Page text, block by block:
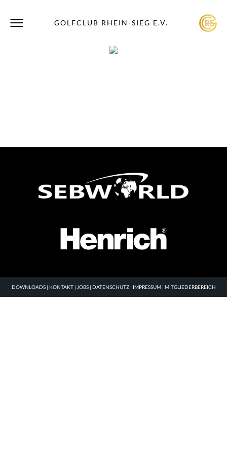
GOLFCLUB RHEIN-SIEG E.V.
DOWNLOADS| KONTAKT| JOBS| DATENSCHUTZ| IMPRESSUM| MITGLIEDERBEREICH